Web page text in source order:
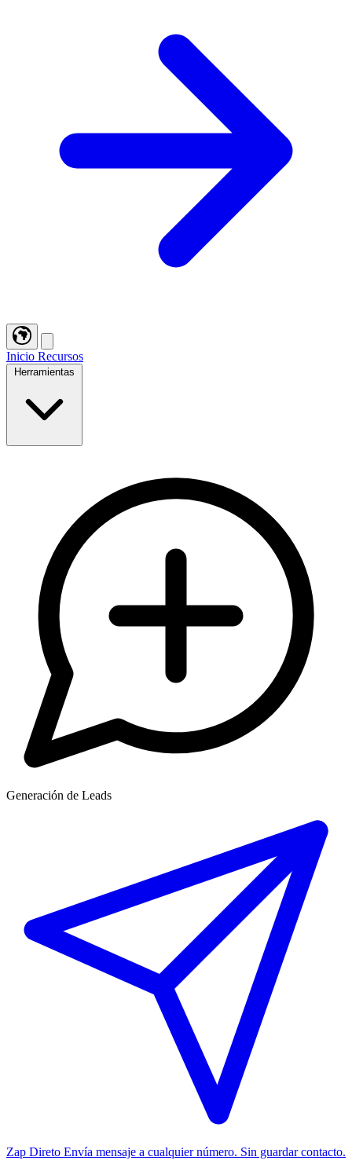
Inicio Recursos
Generación de Leads
Zap Direto Envía mensaje a cualquier número. Sin guardar contacto.